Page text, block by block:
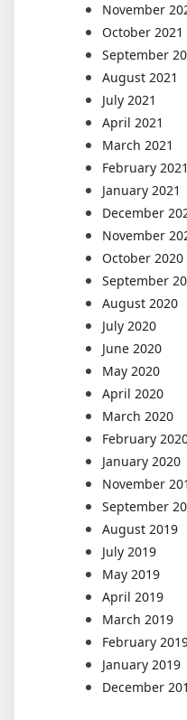
November
October 2021
September
August 2021
July 2021
April 2021
March 2021
February 2021
January 2021
December
November
October 2020
September
August 2020
July 2020
June 2020
May 2020
April 2020
March 2020
February
January 2020
November
September
August 2019
July 2019
May 2019
April 2019
March 2019
February
January 2019
December